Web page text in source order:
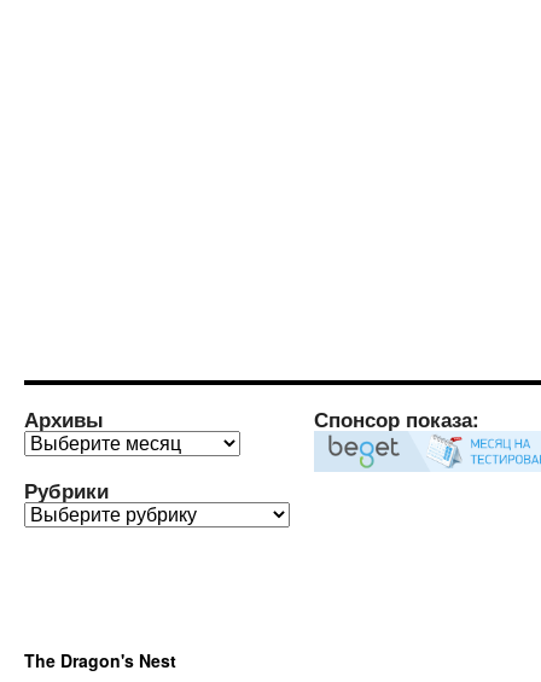
Архивы
Архивы
Рубрики
Рубрики
Спонсор показа:
The Dragon's Nest